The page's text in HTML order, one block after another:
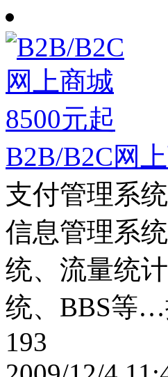
B2B/B2C网
支付管理系
信息管理系
统、流量统
统、BBS等
193